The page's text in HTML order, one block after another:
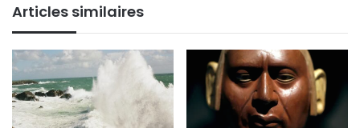
Articles similaires